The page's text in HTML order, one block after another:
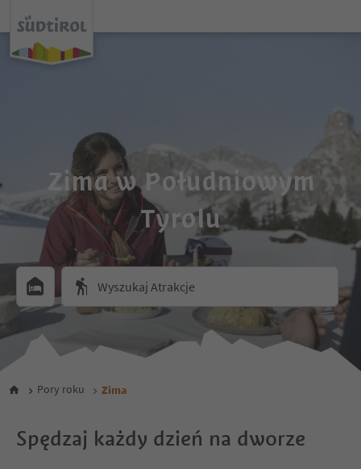
Zima w Południowym
Tyrolu
Wyszukaj Atrakcje
Pory roku Zima
Spędzaj każdy dzień na dworze